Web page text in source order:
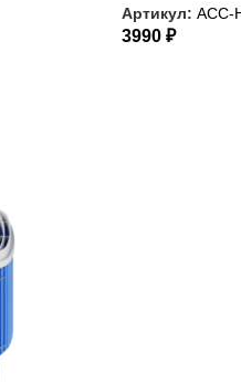
Артикул: ACC-
3990 ₽